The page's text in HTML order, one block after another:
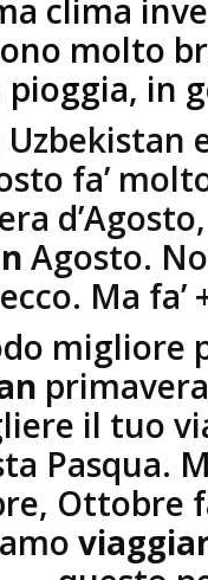
clima
molto
in
fa’
Agosto.
Ma
migliore
il tuo
Pasqua.
Ottobre